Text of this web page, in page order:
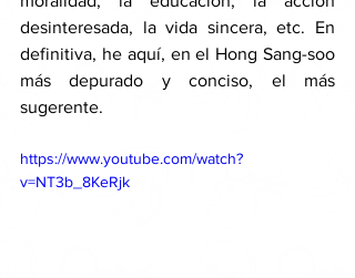
desinteresada, la vida sincera, etc. En
definitiva, he aquí, en el Hong Sang-soo
más depurado y conciso, el más
sugerente.
https://www.youtube.com/watch?
v=NT3b_8KeRjk